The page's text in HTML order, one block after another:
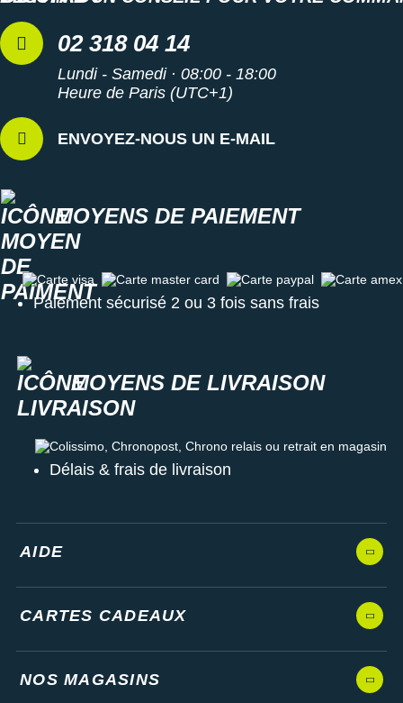
02 318 04 14
Lundi - Samedi · 08:00 - 18:00
Heure de Paris (UTC+1)
ENVOYEZ-NOUS UN E-MAIL
MOYENS DE PAIEMENT
Carte visa Carte master card Carte paypal Carte amex
Paiement sécurisé 2 ou 3 fois sans frais
MOYENS DE LIVRAISON
Colissimo, Chronopost, Chrono relais ou retrait en magasin
Délais & frais de livraison
AIDE
CARTES CADEAUX
NOS MAGASINS